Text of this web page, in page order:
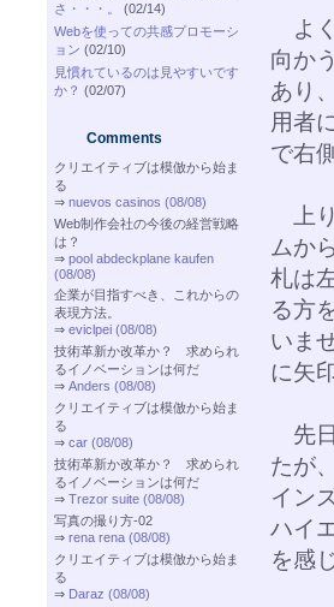
さ・・・。
(02/14)
Webを使っての共感プロモーシ
ョン (02/10)
見慣れているのは見やすいです
か？ (02/07)
Comments
クリエイティブは模倣から始ま
る
⇒ nuevos casinos (08/08)
Web制作会社の今後の経営戦略
は？
⇒ pool abdeckplane kaufen
(08/08)
企業が目指すべき、これからの
表現方法。
⇒ eviclpei (08/08)
技術革新か改革か？ 求められ
るイノベーションは何だ
⇒ Anders (08/08)
クリエイティブは模倣から始ま
る
⇒ car (08/08)
技術革新か改革か？ 求められ
るイノベーションは何だ
⇒ Trezor suite (08/08)
写真の撮り方-02
⇒ rena rena (08/08)
クリエイティブは模倣から始ま
る
⇒ Daraz (08/08)
よ
向か
あり
用者
で右
上
ムか
札は
る方
いま
に矢
先日
たが
イン
ハイ
を感